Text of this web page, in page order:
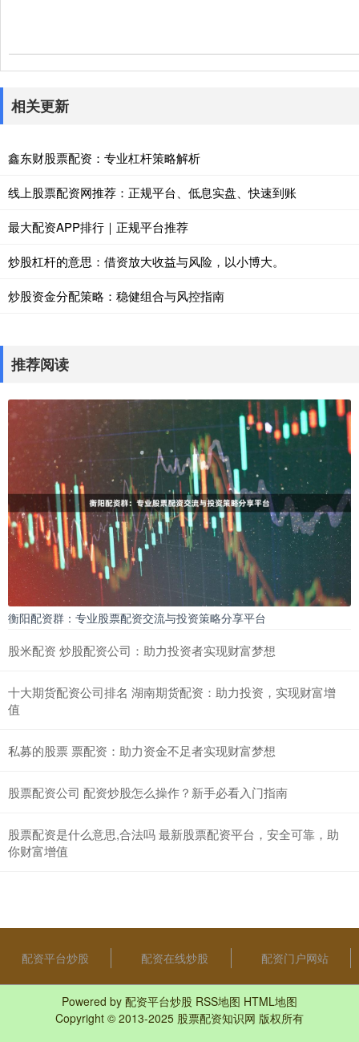
相关更新
鑫东财股票配资：专业杠杆策略解析
线上股票配资网推荐：正规平台、低息实盘、快速到账
最大配资APP排行｜正规平台推荐
炒股杠杆的意思：借资放大收益与风险，以小博大。
炒股资金分配策略：稳健组合与风控指南
推荐阅读
衡阳配资群：专业股票配资交流与投资策略分享平台
股米配资 炒股配资公司：助力投资者实现财富梦想
十大期货配资公司排名 湖南期货配资：助力投资，实现财富增
值
私募的股票 票配资：助力资金不足者实现财富梦想
股票配资公司 配资炒股怎么操作？新手必看入门指南
股票配资是什么意思,合法吗 最新股票配资平台，安全可靠，助
你财富增值
配资平台炒股 配资在线炒股 配资门户网站
Powered by 配资平台炒股 RSS地图 HTML地图
Copyright © 2013-2025 股票配资知识网 版权所有